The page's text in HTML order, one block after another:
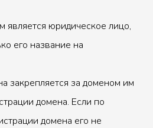
является юридическое лицо,
его название на
закрепляется за доменом им
домена. Если по
домена его не